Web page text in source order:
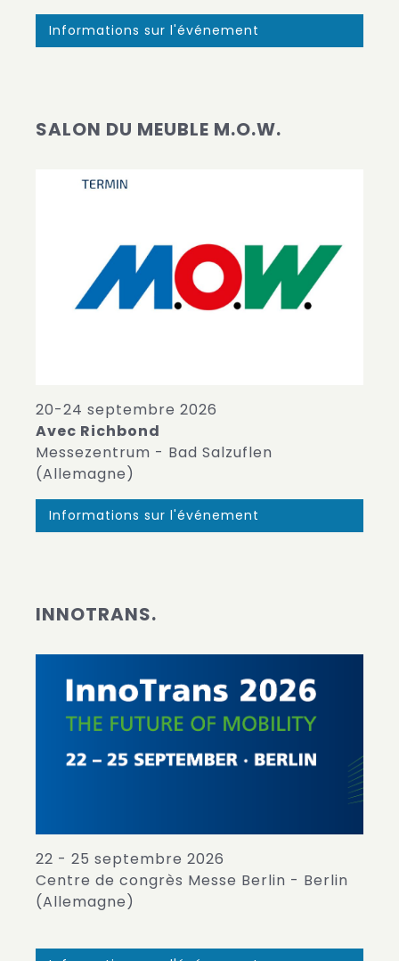
Informations sur l'événement
SALON DU MEUBLE M.O.W.
20-24 septembre 2026
Avec Richbond
Messezentrum - Bad Salzuflen
(Allemagne)
Informations sur l'événement
INNOTRANS.
22 - 25 septembre 2026
Centre de congrès Messe Berlin - Berlin
(Allemagne)